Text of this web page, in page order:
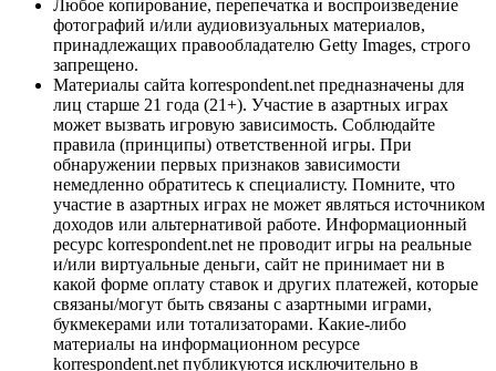
Любое копирование, перепечатка и воспроизведение
фотографий и/или аудиовизуальных материалов,
принадлежащих правообладателю Getty Images, строго
запрещено.
Материалы сайта korrespondent.net предназначены для
лиц старше 21 года (21+). Участие в азартных играх
может вызвать игровую зависимость. Соблюдайте
правила (принципы) ответственной игры. При
обнаружении первых признаков зависимости
немедленно обратитесь к специалисту. Помните, что
участие в азартных играх не может являться источником
доходов или альтернативой работе. Информационный
ресурс korrespondent.net не проводит игры на реальные
и/или виртуальные деньги, сайт не принимает ни в
какой форме оплату ставок и других платежей, которые
связаны/могут быть связаны с азартными играми,
букмекерами или тотализаторами. Какие-либо
материалы на информационном ресурсе
korrespondent.net публикуются исключительно в